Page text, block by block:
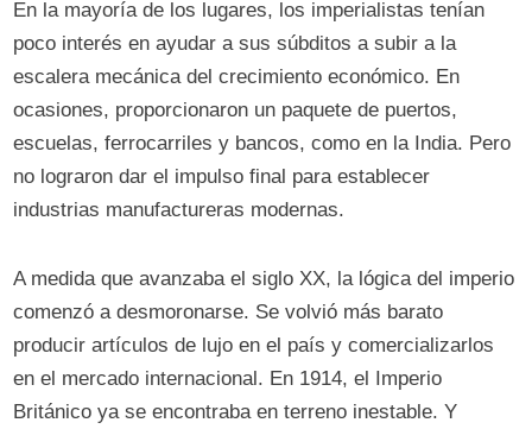
En la mayoría de los lugares, los imperialistas tenían
poco interés en ayudar a sus súbditos a subir a la
escalera mecánica del crecimiento económico. En
ocasiones, proporcionaron un paquete de puertos,
escuelas, ferrocarriles y bancos, como en la India. Pero
no lograron dar el impulso final para establecer
industrias manufactureras modernas.
A medida que avanzaba el siglo XX, la lógica del imperio
comenzó a desmoronarse. Se volvió más barato
producir artículos de lujo en el país y comercializarlos
en el mercado internacional. En 1914, el Imperio
Británico ya se encontraba en terreno inestable. Y